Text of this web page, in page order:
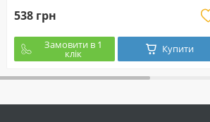
538 грн
Замовити в 1
клік Купити